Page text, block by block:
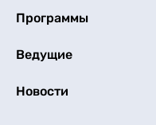
Программы
Ведущие
Новости